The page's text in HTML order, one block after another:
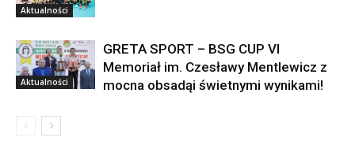
Aktualności
Aktualności
GRETA SPORT – BSG CUP VI
Memoriał im. Czesławy Mentlewicz z
mocna obsadąi świetnymi wynikami!